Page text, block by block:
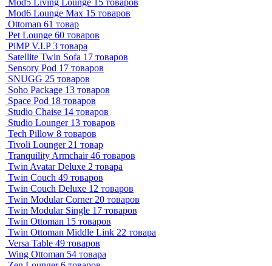
Mod6 Lounge Max 15 товаров
Ottoman 61 товар
Pet Lounge 60 товаров
PiMP V.I.P 3 товара
Satellite Twin Sofa 17 товаров
Sensory Pod 17 товаров
SNUGG 25 товаров
Soho Package 13 товаров
Space Pod 18 товаров
Studio Chaise 14 товаров
Studio Lounger 13 товаров
Tech Pillow 8 товаров
Tivoli Lounger 21 товар
Tranquility Armchair 46 товаров
Twin Avatar Deluxe 2 товара
Twin Couch 49 товаров
Twin Couch Deluxe 12 товаров
Twin Modular Corner 20 товаров
Twin Modular Single 17 товаров
Twin Ottoman 15 товаров
Twin Ottoman Middle Link 22 товара
Versa Table 49 товаров
Wing Ottoman 54 товара